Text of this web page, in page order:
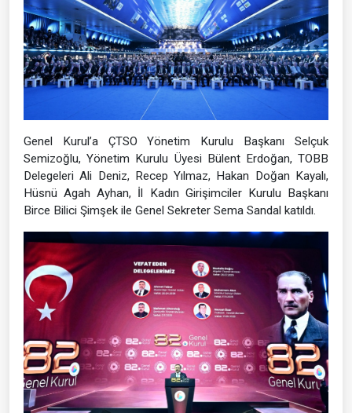
Genel Kurul’a ÇTSO Yönetim Kurulu Başkanı Selçuk
Semizoğlu, Yönetim Kurulu Üyesi Bülent Erdoğan, TOBB
Delegeleri Ali Deniz, Recep Yılmaz, Hakan Doğan Kayalı,
Hüsnü Agah Ayhan, İl Kadın Girişimciler Kurulu Başkanı
Birce Bilici Şimşek ile Genel Sekreter Sema Sandal katıldı.